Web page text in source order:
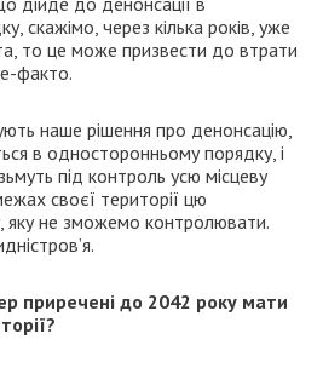
скажімо, через кілька років, уже
то це може призвести до втрати
факто.
наше рішення про денонсацію,
в односторонньому порядку, і
під контроль усю місцеву
своєї території цю
яку не зможемо контролювати.
приречені до 2042 року мати